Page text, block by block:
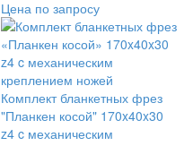
Цена по запросу
Комплект бланкетных фрез
"Планкен косой" 170x40x30
z4 c механическим